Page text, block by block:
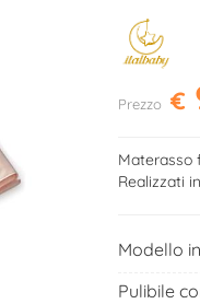
Prezzo €
Materasso
Realizzati
Modello
Pulibile